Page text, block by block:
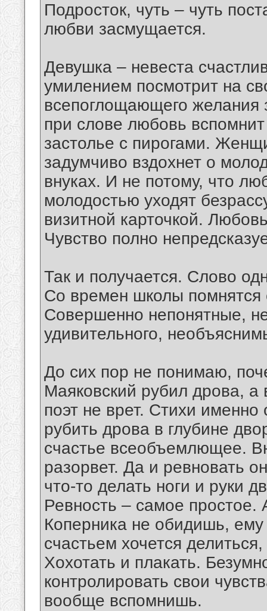
Подросток, чуть – чуть
любви засмущается.
Девушка – невеста
умилением посмотрит на
всепоглощающего желания
при слове любовь
застолье с пирогами.
задумчиво вздохнет о
внуках. И не потому, что
молодостью уходят
визитной карточкой.
Чувство полно
Так и получается. Слово
Со времен школы помнятся
Совершенно непонятные,
удивительного,
До сих пор не понимаю,
Маяковский рубил дрова,
поэт не врет. Стихи
рубить дрова в глубине
счастье всеобъемлющее.
разорвет. Да и ревновать
что-то делать ноги и руки
Ревность – самое
Коперника не обидишь,
счастьем хочется
Хохотать и плакать.
контролировать свои
вообще вспомнишь.